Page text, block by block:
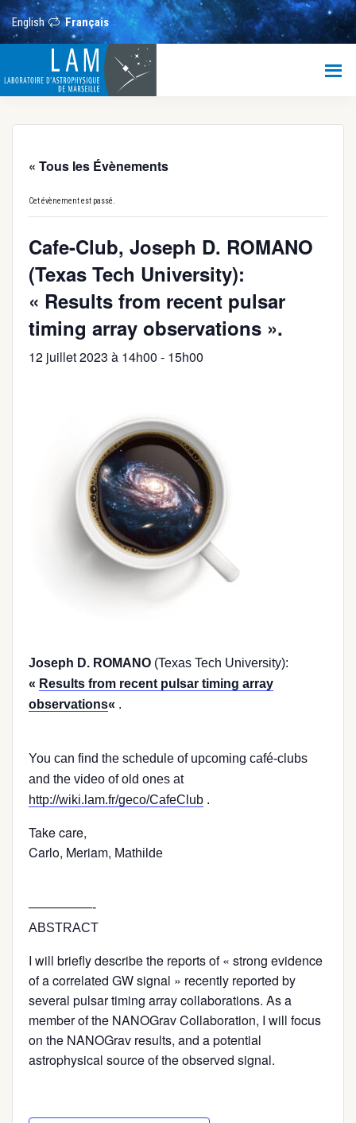
Passer
au
contenu
principal
Passer
à
la
Passer
au
pied
English Français
« Tous les Évènements
Cet évènement est passé.
Cafe-Club, Joseph D. ROMANO
(Texas Tech University):
« Results from recent pulsar
timing array observations ».
12 juillet 2023 à 14h00 - 15h00
Joseph D. ROMANO (Texas Tech University):
« Results from recent pulsar timing array
observations« .
You can find the schedule of upcoming café-clubs
and the video of old ones at
http://wiki.lam.fr/geco/CafeClub .
Take care,
Carlo, Meriam, Mathilde
—————-
ABSTRACT
I will briefly describe the reports of « strong evidence
of a correlated GW signal » recently reported by
several pulsar timing array collaborations. As a
member of the NANOGrav Collaboration, I will focus
on the NANOGrav results, and a potential
astrophysical source of the observed signal.